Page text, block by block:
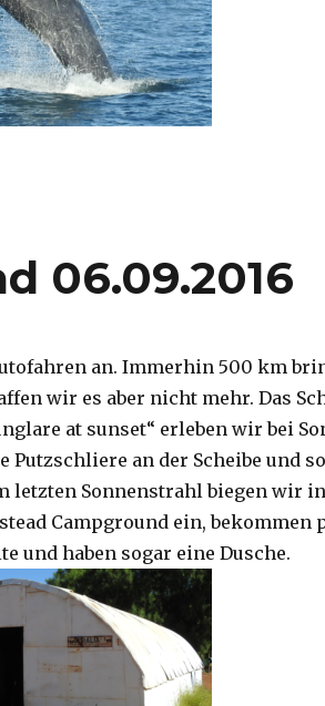
06.09.2016
an. Immerhin 500 km
wir es aber nicht mehr. Das
at sunset“ erleben wir bei
Putzschliere an der Scheibe und
letzten Sonnenstrahl biegen wir
Campground ein, bekommen
und haben sogar eine Dusche.